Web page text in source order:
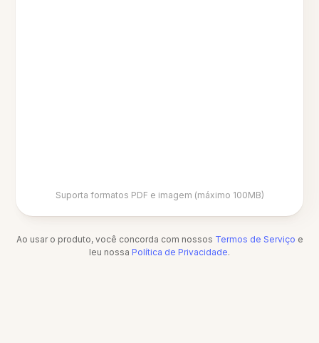
Suporta formatos PDF e imagem (máximo 100MB)
Ao usar o produto, você concorda com nossos Termos de Serviço e
leu nossa Política de Privacidade.